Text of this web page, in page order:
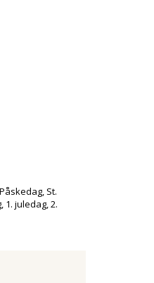
St.
1. juledag, 2.